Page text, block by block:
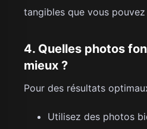
tangibles que vous
4. Quelles photos
mieux ?
Pour des résultats
Utilisez des photos